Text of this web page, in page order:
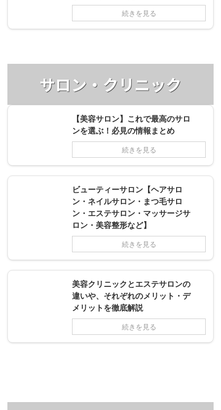
続きを見る
サロン・クリニック
【美容サロン】これで最高のサロ
ンを選ぶ！必見の情報まとめ
続きを見る
ビューティーサロン【ヘアサロ
ン・ネイルサロン・まつ毛サロ
ン・エステサロン・マッサージサ
ロン・美容整形など】
続きを見る
美容クリニックとエステサロンの
違いや、それぞれのメリット・デ
メリットを徹底解説
続きを見る